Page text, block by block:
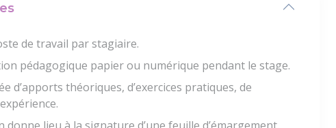
de travail par stagiaire.
pédagogique papier ou numérique pendant le stage.
d’apports théoriques, d’exercices pratiques, de
lieu à la signature d’une feuille d’émargement.